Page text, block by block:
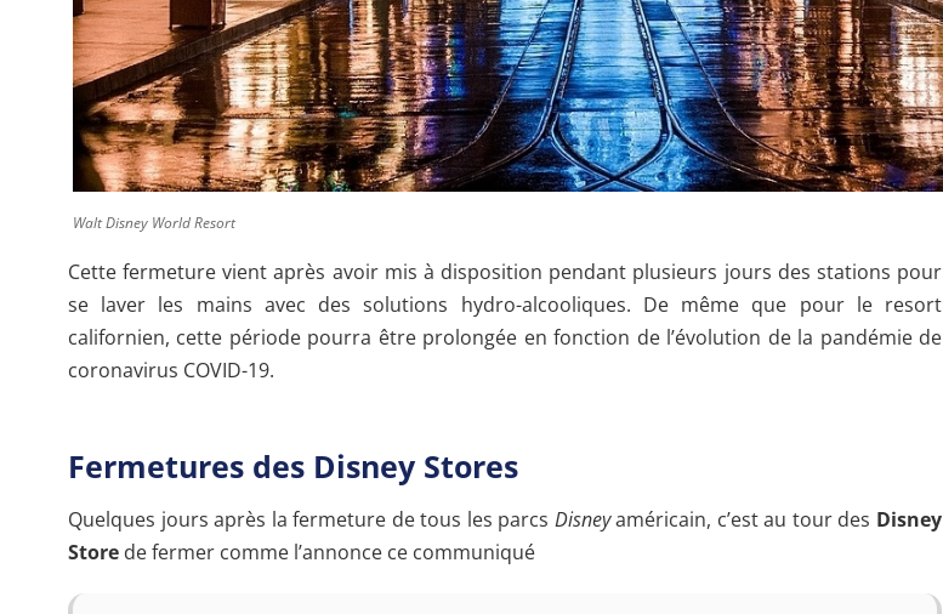
Walt Disney World Resort
Cette fermeture vient après avoir mis à disposition pendant plusieurs jours des stations pour
se laver les mains avec des solutions hydro-alcooliques. De même que pour le resort
californien, cette période pourra être prolongée en fonction de l’évolution de la pandémie de
coronavirus COVID-19.
Fermetures des Disney Stores
Quelques jours après la fermeture de tous les parcs Disneyaméricain, c’est au tour des Disney
Store de fermer comme l’annonce ce communiqué